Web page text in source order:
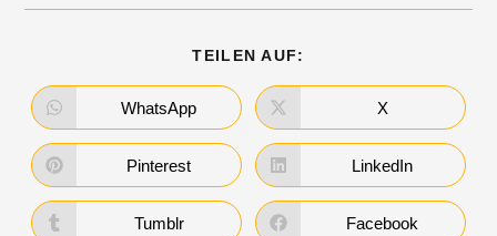
TEILEN AUF:
WhatsApp X
Pinterest LinkedIn
Tumblr Facebook